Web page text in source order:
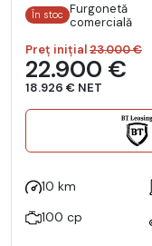
În stoc Furgonetă
comercială
Preț inițial23.000 €
22.900 €
18.926 € NET
10 km
100 cp